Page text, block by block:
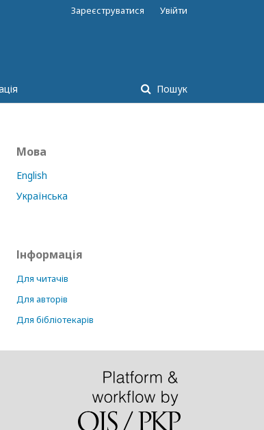
Пошук
Зареєструватися Увійти
Мова
English
Українська
Інформація
Для читачів
Для авторів
Для бібліотекарів